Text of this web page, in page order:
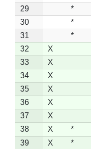
29
*
30
*
31
*
32
X
33
X
34
X
35
X
36
X
37
X
38
X *
39
X *